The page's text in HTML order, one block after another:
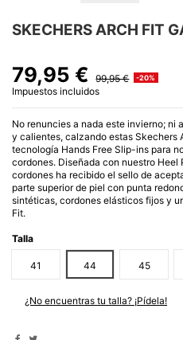
SKECHERS ARCH FIT
79,95 € 99,95 € -20%
Impuestos incluidos
No renuncies a nada este invierno; ni
y calientes, calzando estas Skechers
tecnología Hands Free Slip-ins para
cordones. Diseñada con nuestro Heel
cordones ha recibido el sello de
parte superior de piel con punta
sintéticas, cordones elásticos fijos y
Fit.
Talla
41 44 45
¿No encuentras tu talla? ¡Pídela!